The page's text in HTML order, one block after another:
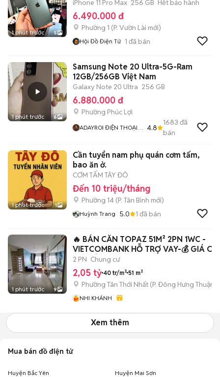
1 phút trước 5
iPhone 11 Pro Max 256 GB Hết bảo hành
6.490.000 đ
Phường 1 (P. Vườn Lài mới)
Hội Đồ Điện Tử 1 đã bán
1 phút trước 6
Samsung Note 20 Ultra-5G-Ram
12GB/256GB Việt Nam
Galaxy Note 20 Ultra 256 GB
6.880.000 đ
Phường Phúc Lợi
ADAYROI ĐIỆN THOẠI
4.8
1683 đã
bán
1 phút trước 1
Cần tuyển nam phụ quán cơm tấm,
bao ăn ở.
CƠM TẤM TÂY ĐÔ
Đến 10 triệu/tháng
Phường 14 (P. Tân Bình mới)
Huỳnh Trang 5.0 1 đã bán
1 phút trước 9
🔥 BÁN CĂN TOPAZ 51M² 2PN 1WC -
VIETCOMBANK HỖ TRỢ VAY-💰 GIÁ CHỈ
2.05TỶ
2 PN Chung cư
2,05 tỷ 40 tr/m² 51 m²
Phường Tân Thới Nhất (P. Đông Hưng Thuận
NHI KHÁNH
Xem thêm
Mua bán đồ điện tử
Huyện Bắc Yên Huyện Mai Sơn